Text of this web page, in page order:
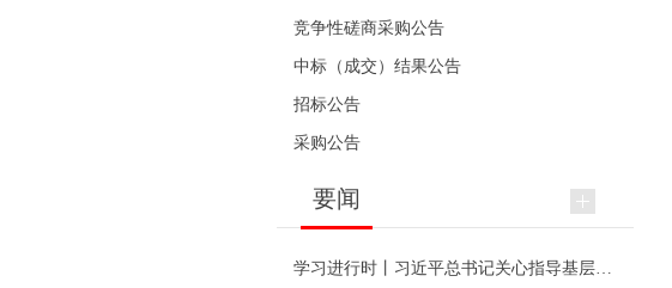
竞争性磋商采购公告
中标（成交）结果公告
招标公告
采购公告
要闻